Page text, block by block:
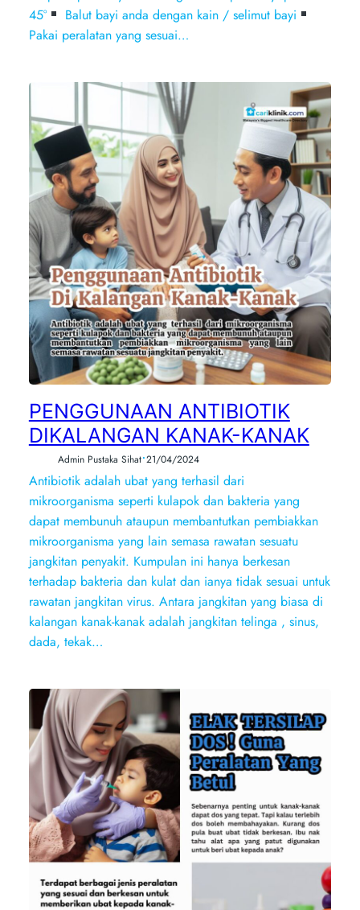
45°
Balut bayi anda dengan kain / selimut bayi
Pakai peralatan yang sesuai…
PENGGUNAAN ANTIBIOTIK
DIKALANGAN KANAK-KANAK
Admin Pustaka Sihat•21/04/2024
Antibiotik adalah ubat yang terhasil dari
mikroorganisma seperti kulapok dan bakteria yang
dapat membunuh ataupun membantutkan pembiakkan
mikroorganisma yang lain semasa rawatan sesuatu
jangkitan penyakit. Kumpulan ini hanya berkesan
terhadap bakteria dan kulat dan ianya tidak sesuai untuk
rawatan jangkitan virus. Antara jangkitan yang biasa di
kalangan kanak-kanak adalah jangkitan telinga , sinus,
dada, tekak…